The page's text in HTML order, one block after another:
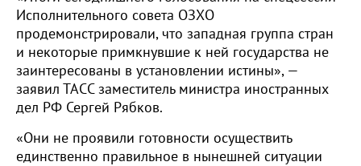
Исполнительного совета ОЗХО
продемонстрировали, что западная группа стран
и некоторые примкнувшие к ней государства не
заинтересованы в установлении истины», —
заявил ТАСС заместитель министра иностранных
дел РФ Сергей Рябков.
«Они не проявили готовности осуществить
единственно правильное в нынешней ситуации